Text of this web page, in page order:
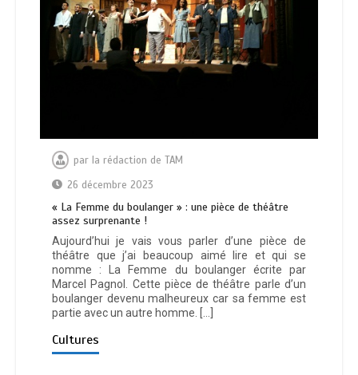
par la rédaction de TAM
26 décembre 2023
« La Femme du boulanger » : une pièce de théâtre
assez surprenante !
Aujourd’hui je vais vous parler d’une pièce de
théâtre que j’ai beaucoup aimé lire et qui se
nomme : La Femme du boulanger écrite par
Marcel Pagnol. Cette pièce de théâtre parle d’un
boulanger devenu malheureux car sa femme est
partie avec un autre homme. […]
Cultures